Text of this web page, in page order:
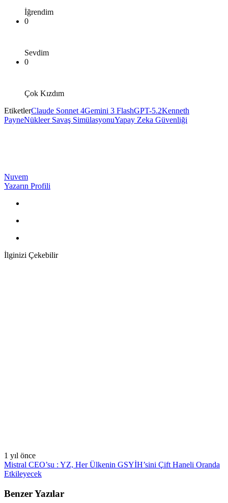
İğrendim
0
Sevdim
0
Çok Kızdım
EtiketlerClaude Sonnet 4Gemini 3 FlashGPT-5.2Kenneth
PayneNükleer Savaş SimülasyonuYapay Zeka Güvenliği
Nuvem
Yazarın Profili
İlginizi Çekebilir
1 yıl önce
Mistral CEO’su : YZ, Her Ülkenin GSYİH’sini Çift Haneli Oranda
Etkileyecek
Benzer Yazılar